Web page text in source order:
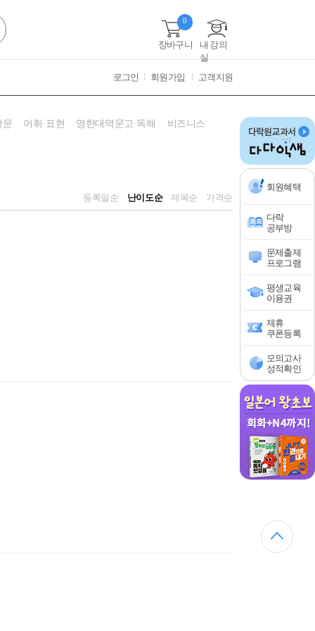
장바구니
0
내 강의
실
로그인
회원가입 고객지원
회원혜택
다락
공부방
문제출제
프로그램
평생교육
이용권
제휴
쿠폰등록
모의고사
성적확인
문 어휘·표현 영한대역문고·독해 비즈니스
등록일순 난이도순 제목순 가격순